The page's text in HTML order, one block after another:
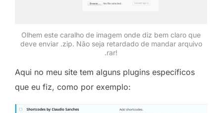
Olhem este caralho de imagem onde diz bem claro que
deve enviar .zip. Não seja retardado de mandar arquivo
.rar!
Aqui no meu site tem alguns plugins específicos
que eu fiz, como por exemplo: